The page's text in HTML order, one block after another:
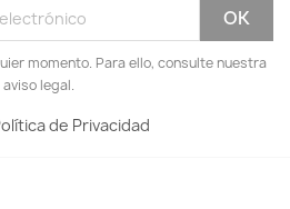
momento. Para ello, consulte nuestra
legal.
de Privacidad